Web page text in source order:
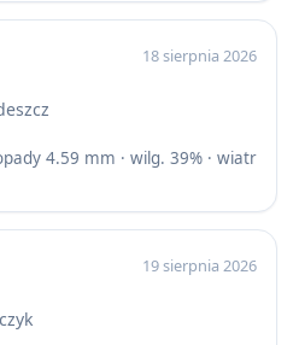
18 sierpnia 2026
4.59 mm · wilg. 39% · wiatr
19 sierpnia 2026